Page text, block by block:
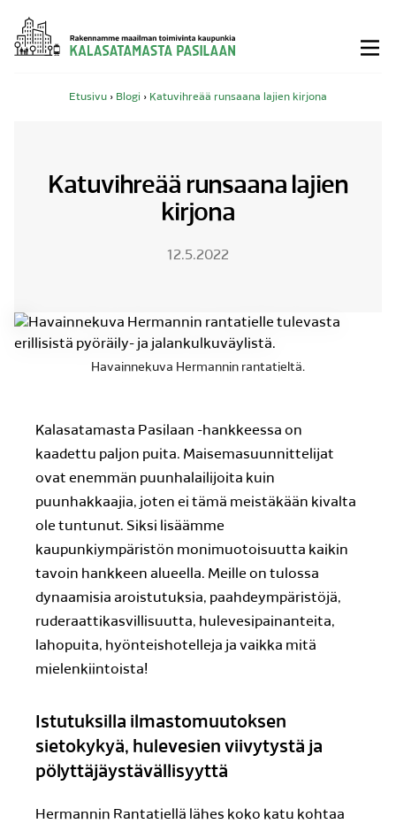
Siirry
sisältöön
Etusivu › Blogi › Katuvihreää runsaana lajien kirjona
Katuvihreää runsaana lajien
kirjona
12.5.2022
Havainnekuva Hermannin rantatieltä.
Kalasatamasta Pasilaan -hankkeessa on
kaadettu paljon puita. Maisemasuunnittelijat
ovat enemmän puunhalailijoita kuin
puunhakkaajia, joten ei tämä meistäkään kivalta
ole tuntunut. Siksi lisäämme
kaupunkiympäristön monimuotoisuutta kaikin
tavoin hankkeen alueella. Meille on tulossa
dynaamisia aroistutuksia, paahdeympäristöjä,
ruderaattikasvillisuutta, hulevesipainanteita,
lahopuita, hyönteishotelleja ja vaikka mitä
mielenkiintoista!
Istutuksilla ilmastomuutoksen
sietokykyä, hulevesien viivytystä ja
pölyttäjäystävällisyyttä
Hermannin Rantatiellä lähes koko katu kohtaa